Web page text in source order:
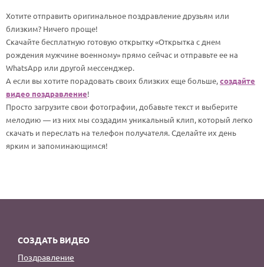
Хотите отправить оригинальное поздравление друзьям или
близким? Ничего проще!
Скачайте бесплатную готовую открытку «Открытка с днем
рождения мужчине военному» прямо сейчас и отправьте ее на
WhatsApp или другой мессенджер.
А если вы хотите порадовать своих близких еще больше,создайте
видео поздравление!
Просто загрузите свои фотографии, добавьте текст и выберите
мелодию — из них мы создадим уникальный клип, который легко
скачать и переслать на телефон получателя. Сделайте их день
ярким и запоминающимся!
СОЗДАТЬ ВИДЕО
Поздравление